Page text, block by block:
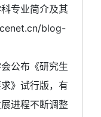
专业简介及其
blog-
公布《研究生
》试行版，有
进程不断调整